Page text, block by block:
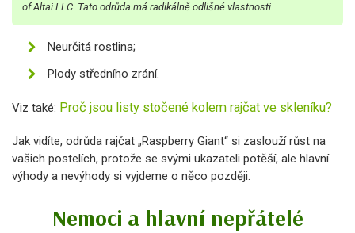
of Altai LLC. Tato odrůda má radikálně odlišné vlastnosti.
Neurčitá rostlina;
Plody středního zrání.
Viz také: Proč jsou listy stočené kolem rajčat ve skleníku?
Jak vidíte, odrůda rajčat „Raspberry Giant“ si zaslouží růst na
vašich postelích, protože se svými ukazateli potěší, ale hlavní
výhody a nevýhody si vyjdeme o něco později.
Nemoci a hlavní nepřátelé